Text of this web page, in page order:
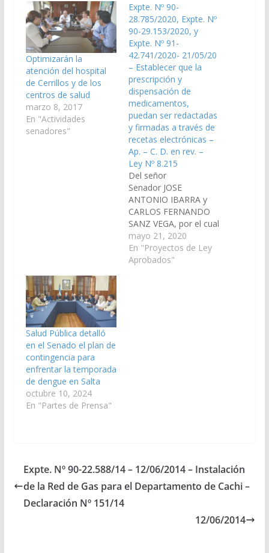
Optimizarán la
atención del hospital
de Cerrillos y de los
centros de salud
marzo 8, 2017
En "Actividades
senadores"
Expte. Nº 90-
28.785/2020, Expte. Nº
90-29.153/2020, y
Expte. Nº 91-
42.741/2020- 21/05/20
– Establecer que la
prescripción y
dispensación de
medicamentos,
puedan ser redactadas
y firmadas a través de
recetas electrónicas –
Ap. – C. D. en rev. –
Ley Nº 8.215
Del señor
Senador JOSE
ANTONIO IBARRA y
CARLOS FERNANDO
SANZ VEGA, por el cual
se establece que la
prescripción y
dispensación de
mayo 21, 2020
En "Proyectos de Ley
Aprobados"
Salud Pública detalló
en el Senado el plan de
contingencia para
enfrentar la temporada
de dengue en Salta
octubre 10, 2024
En "Partes de Prensa"
Expte. Nº 90-22.588/14 – 12/06/2014 – Instalación
de la Red de Gas para el Departamento de Cachi –
Declaración Nº 151/14
12/06/2014